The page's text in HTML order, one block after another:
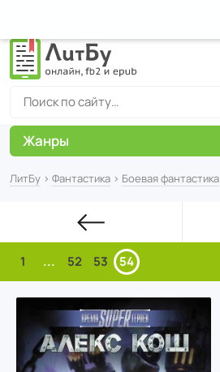
ЛитБу › Фантастика › Боевая фантастика
1 ... 52 53 54
Жанры